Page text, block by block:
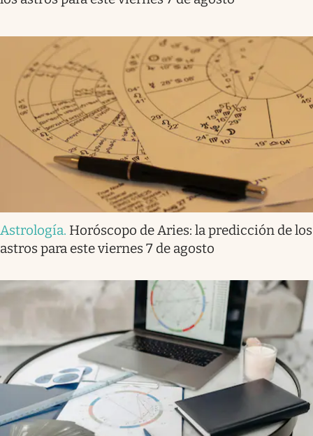
Astrología. Horóscopo de Aries: la predicción de los
astros para este viernes 7 de agosto